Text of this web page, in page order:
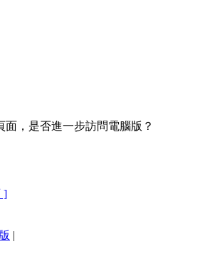
，是否進一步訪問電腦版？
]
|